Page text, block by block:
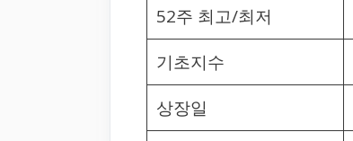
52주 최고/최저
기초지수
상장일